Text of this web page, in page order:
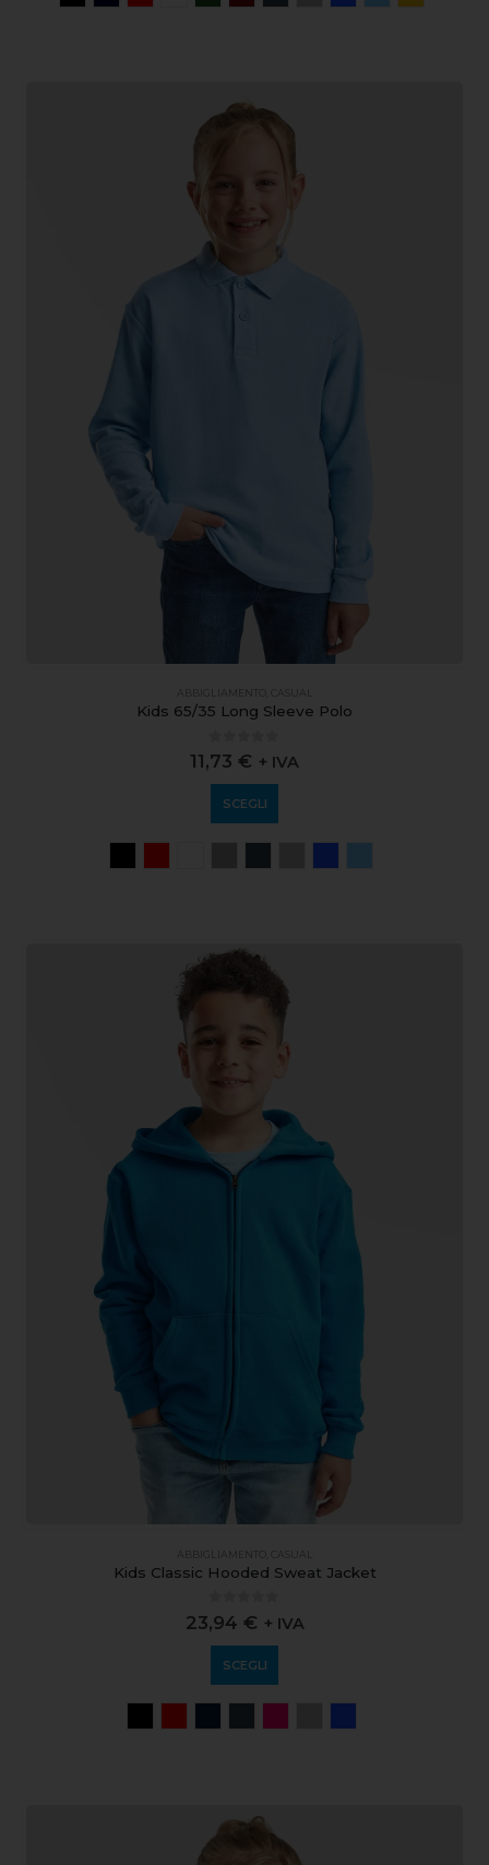
ABBIGLIAMENTO CASUAL
Kids 65/35 Long Sleeve Polo
0out of 5
11,73 € + IVA
SCEGLI
ABBIGLIAMENTO CASUAL
Kids Classic Hooded Sweat Jacket
0out of 5
23,94 € + IVA
SCEGLI